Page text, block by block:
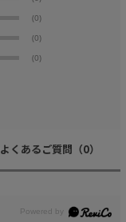
(0)
(0)
(0)
くあるご質問 （0）